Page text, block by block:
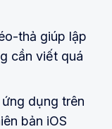
thả giúp lập
cần viết quá
dụng trên
bản iOS